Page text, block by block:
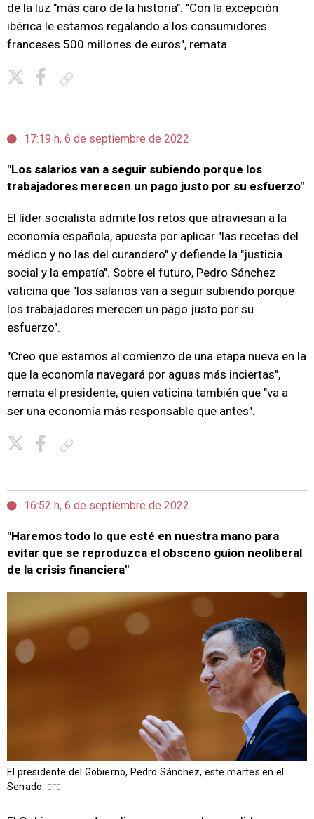
de la luz "más caro de la historia". "Con la excepción
ibérica le estamos regalando a los consumidores
franceses 500 millones de euros", remata.
17:19 h, 6 de septiembre de 2022
"Los salarios van a seguir subiendo porque los
trabajadores merecen un pago justo por su esfuerzo"
El líder socialista admite los retos que atraviesan a la
economía española, apuesta por aplicar "las recetas del
médico y no las del curandero" y defiende la "justicia
social y la empatía". Sobre el futuro, Pedro Sánchez
vaticina que "los salarios van a seguir subiendo porque
los trabajadores merecen un pago justo por su
esfuerzo".
"Creo que estamos al comienzo de una etapa nueva en la
que la economía navegará por aguas más inciertas",
remata el presidente, quien vaticina también que "va a
ser una economía más responsable que antes".
16:52 h, 6 de septiembre de 2022
"Haremos todo lo que esté en nuestra mano para
evitar que se reproduzca el obsceno guion neoliberal
de la crisis financiera"
El presidente del Gobierno, Pedro Sánchez, este martes en el
Senado.
EFE